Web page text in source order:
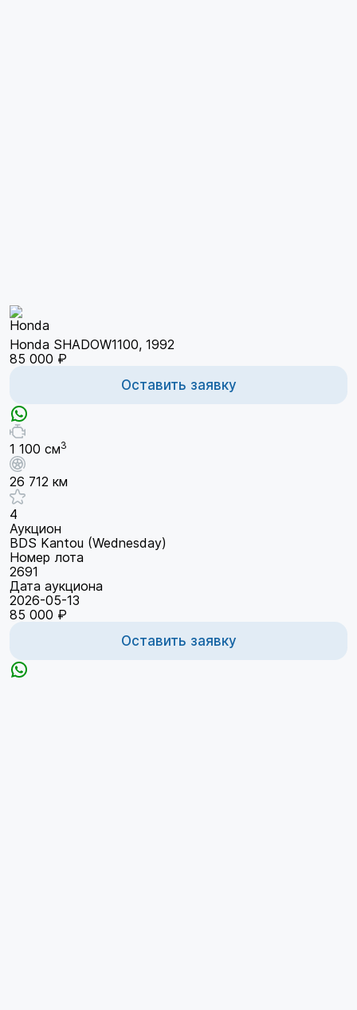
Honda SHADOW1100, 1992
85 000 ₽
Оставить заявку
1 100 см3
26 712 км
4
Аукцион
BDS Kantou (Wednesday)
Номер лота
2691
Дата аукциона
2026-05-13
85 000 ₽
Оставить заявку